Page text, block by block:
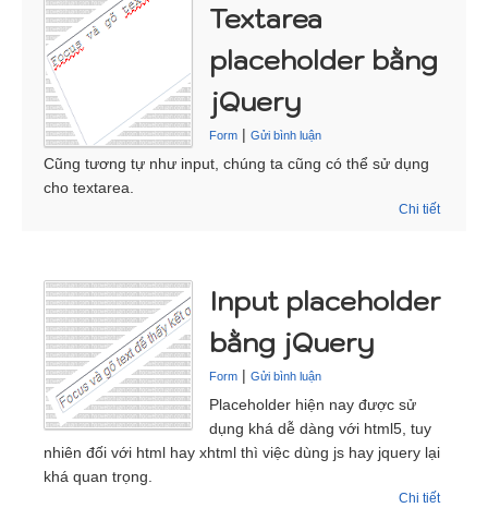
Textarea
placeholder bằng
jQuery
Form | Gửi bình luận
Cũng tương tự như input, chúng ta cũng có thể sử dụng
cho textarea.
Chi tiết
Input placeholder
bằng jQuery
Form | Gửi bình luận
Placeholder hiện nay được sử
dụng khá dễ dàng với html5, tuy
nhiên đối với html hay xhtml thì việc dùng js hay jquery lại
khá quan trọng.
Chi tiết